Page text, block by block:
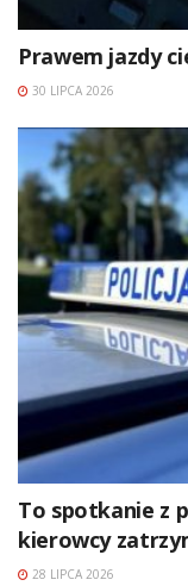
Prawem jazdy
30 LIPCA 2026
To spotkanie z
kierowcy
28 LIPCA 2026